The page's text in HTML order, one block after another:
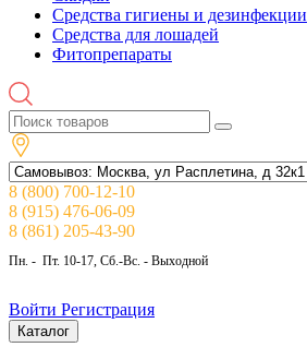
Средства гигиены и дезинфекции
Средства для лошадей
Фитопрепараты
8 (800) 700-12-10
8 (915) 476-06-09
8 (861) 205-43-90
Пн. - Пт. 10-17, Сб.-Вс. - Выходной
Войти Регистрация
Каталог